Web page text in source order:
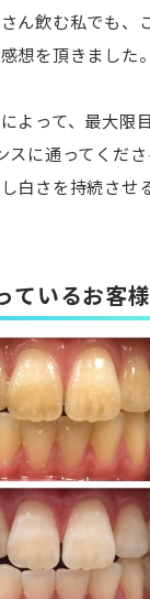
ん飲む私でも、
想を頂きました。
よって、最大限
に通ってくだ
白さを持続させ
ているお客